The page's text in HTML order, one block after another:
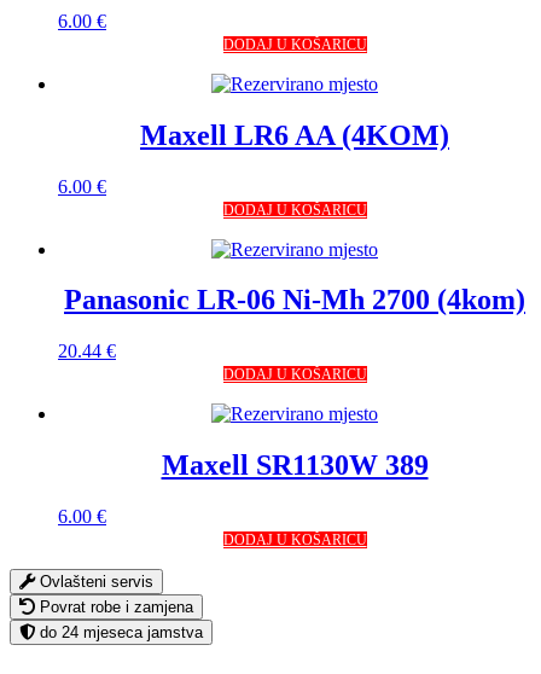
6.00 €
DODAJ U KOŠARICU
Maxell LR6 AA (4KOM)
6.00 €
DODAJ U KOŠARICU
Panasonic LR-06 Ni-Mh 2700 (4kom)
20.44 €
DODAJ U KOŠARICU
Maxell SR1130W 389
6.00 €
DODAJ U KOŠARICU
Ovlašteni servis
Povrat robe i zamjena
do 24 mjeseca jamstva